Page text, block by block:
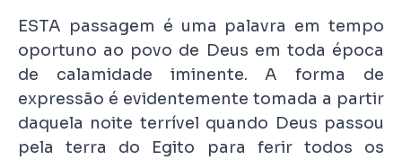
ESTA passagem é uma palavra em tempo
oportuno ao povo de Deus em toda época
de calamidade iminente. A forma de
expressão é evidentemente tomada a partir
daquela noite terrível quando Deus passou
pela terra do Egito para ferir todos os